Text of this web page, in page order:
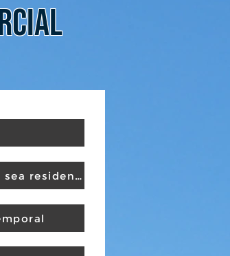
Entrada comercial (u otra que no sea residencial)